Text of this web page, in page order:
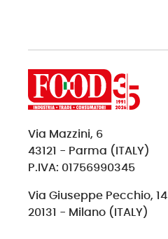
Via Mazzini, 6
43121 - Parma (ITALY)
P.IVA: 01756990345
Via Giuseppe Pecchio, 14
20131 - Milano (ITALY)